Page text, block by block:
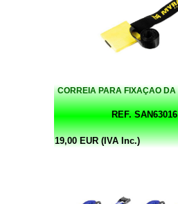
CORREIA PARA FIXAÇAO DA
REF. SAN63016
19,00 EUR (IVA Inc.)